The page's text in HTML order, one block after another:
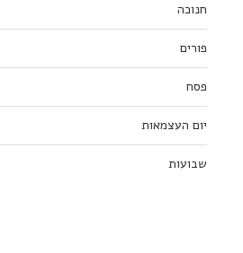
חנוכה
פורים
פסח
יום העצמאות
שבועות